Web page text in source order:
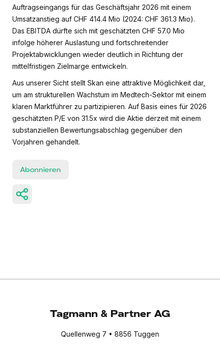
Auftragseingangs für das Geschäftsjahr 2026 mit einem
Umsatzanstieg auf CHF 414.4 Mio (2024: CHF 361.3 Mio).
Das EBITDA dürfte sich mit geschätzten CHF 57.0 Mio
infolge höherer Auslastung und fortschreitender
Projektabwicklungen wieder deutlich in Richtung der
mittelfristigen Zielmarge entwickeln.
Aus unserer Sicht stellt Skan eine attraktive Möglichkeit dar,
um am strukturellen Wachstum im Medtech-Sektor mit einem
klaren Marktführer zu partizipieren. Auf Basis eines für 2026
geschätzten P/E von 31.5x wird die Aktie derzeit mit einem
substanziellen Bewertungsabschlag gegenüber den
Vorjahren gehandelt.
Abonnieren
Tagmann & Partner AG
Quellenweg 7 • 8856 Tuggen